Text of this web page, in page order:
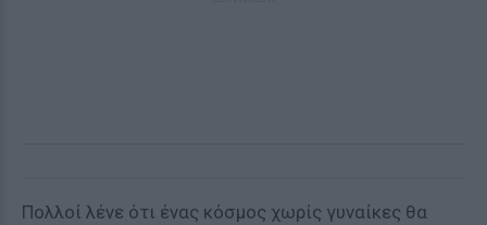
Πολλοί λένε ότι ένας κόσμος χωρίς γυναίκες θα